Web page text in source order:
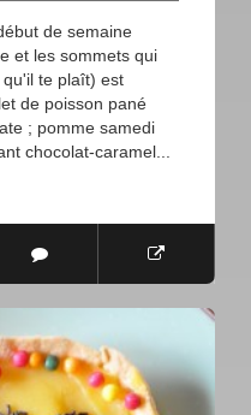
de semaine
et les sommets qui
te plaît) est
de poisson pané
; pomme samedi
chocolat-caramel...